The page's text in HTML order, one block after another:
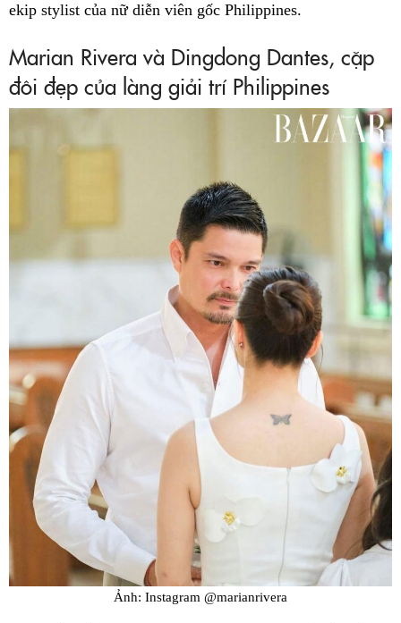
ekip stylist của nữ diễn viên gốc Philippines.
Marian Rivera và Dingdong Dantes, cặp
đôi đẹp của làng giải trí Philippines
Ảnh: Instagram @marianrivera